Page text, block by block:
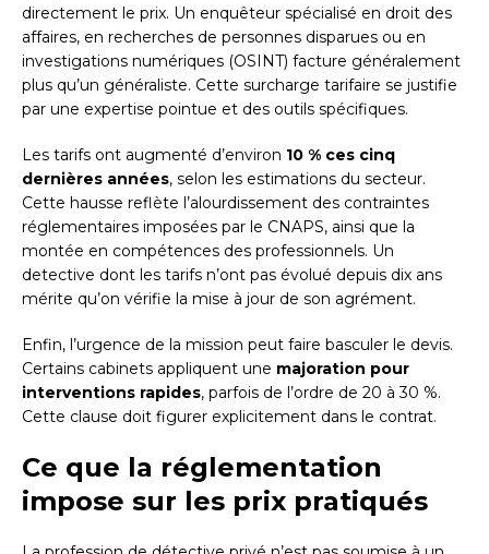
directement le prix. Un enquêteur spécialisé en droit des
affaires, en recherches de personnes disparues ou en
investigations numériques (OSINT) facture généralement
plus qu’un généraliste. Cette surcharge tarifaire se justifie
par une expertise pointue et des outils spécifiques.
Les tarifs ont augmenté d’environ 10 % ces cinq
dernières années, selon les estimations du secteur.
Cette hausse reflète l’alourdissement des contraintes
réglementaires imposées par le CNAPS, ainsi que la
montée en compétences des professionnels. Un
detective dont les tarifs n’ont pas évolué depuis dix ans
mérite qu’on vérifie la mise à jour de son agrément.
Enfin, l’urgence de la mission peut faire basculer le devis.
Certains cabinets appliquent une majoration pour
interventions rapides, parfois de l’ordre de 20 à 30 %.
Cette clause doit figurer explicitement dans le contrat.
Ce que la réglementation
impose sur les prix pratiqués